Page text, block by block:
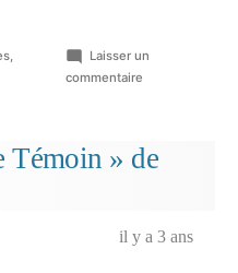
Laisser un
commentairesur
» de
il y a 3 ans